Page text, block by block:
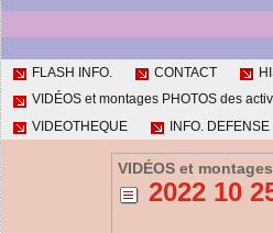
FLASH INFO. CONTACT
VIDÉOS et montages PHOTOS des
VIDEOTHEQUE
INFO. DEFENSE
VIDÉOS et
2022 10